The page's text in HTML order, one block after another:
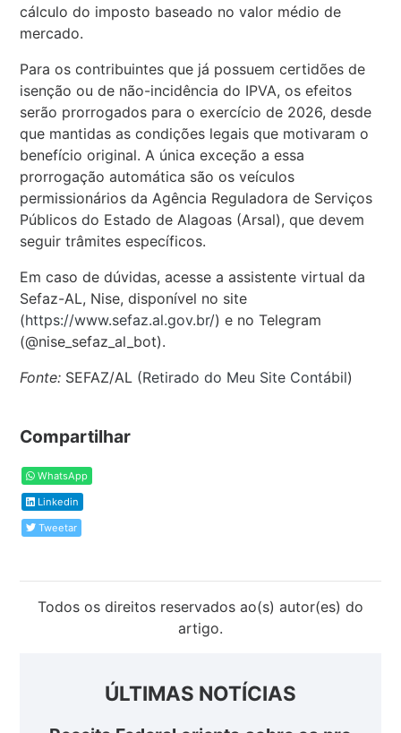
cálculo do imposto baseado no valor médio de
mercado.
Para os contribuintes que já possuem certidões de
isenção ou de não-incidência do IPVA, os efeitos
serão prorrogados para o exercício de 2026, desde
que mantidas as condições legais que motivaram o
benefício original. A única exceção a essa
prorrogação automática são os veículos
permissionários da Agência Reguladora de Serviços
Públicos do Estado de Alagoas (Arsal), que devem
seguir trâmites específicos.
Em caso de dúvidas, acesse a assistente virtual da
Sefaz-AL, Nise, disponível no site
(https://www.sefaz.al.gov.br/) e no Telegram
(@nise_sefaz_al_bot).
Fonte: SEFAZ/AL (Retirado do Meu Site Contábil)
Compartilhar
WhatsApp
Linkedin
Tweetar
Todos os direitos reservados ao(s) autor(es) do
artigo.
ÚLTIMAS NOTÍCIAS